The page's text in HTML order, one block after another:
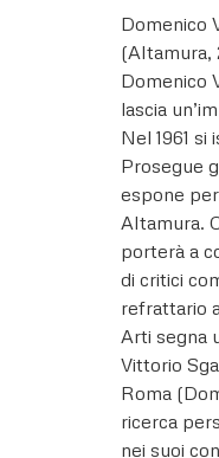
Domenico
(Altamura,
Domenico
lascia
Nel 1961
Prosegue
espone
Altamura.
porterà a
di critici
refrattario
Arti segna
Vittorio
Roma
ricerca
nei suoi